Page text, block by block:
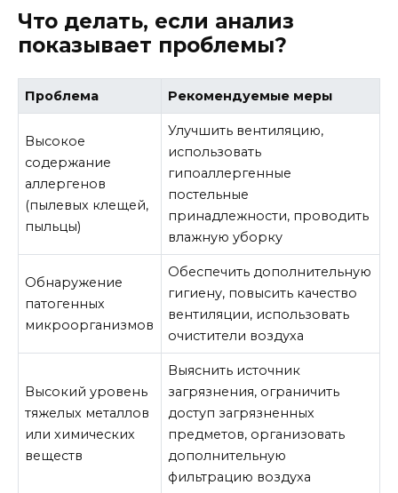
Что делать, если анализ
показывает проблемы?
Проблема Рекомендуемые меры
Высокое
содержание
аллергенов
(пылевых клещей,
пыльцы)
Улучшить вентиляцию,
использовать
гипоаллергенные
постельные
принадлежности, проводить
влажную уборку
Обнаружение
патогенных
микроорганизмов
Обеспечить дополнительную
гигиену, повысить качество
вентиляции, использовать
очистители воздуха
Высокий уровень
тяжелых металлов
или химических
веществ
Выяснить источник
загрязнения, ограничить
доступ загрязненных
предметов, организовать
дополнительную
фильтрацию воздуха